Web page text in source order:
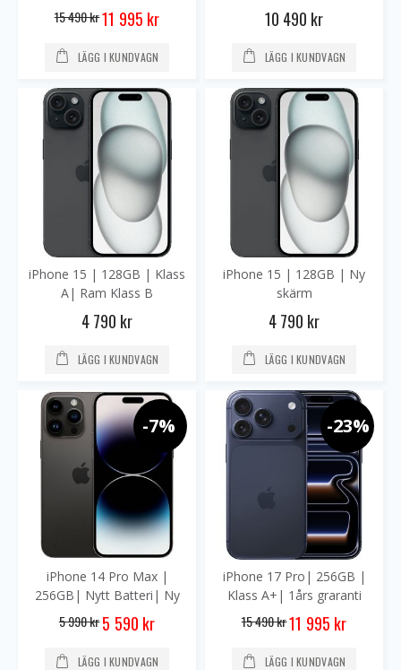
15 490 krSpecial
Price
11 995 kr
LÄGG I KUNDVAGN
10 490 kr
LÄGG I KUNDVAGN
iPhone 15 | 128GB | Klass
A| Ram Klass B
4 790 kr
LÄGG I KUNDVAGN
iPhone 15 | 128GB | Ny
skärm
4 790 kr
LÄGG I KUNDVAGN
-7%
iPhone 14 Pro Max |
256GB| Nytt Batteri| Ny
skärm
5 990 kr Special
Price
5 590 kr
LÄGG I KUNDVAGN
-23%
iPhone 17 Pro| 256GB |
Klass A+| 1års graranti
15 490 krSpecial
Price
11 995 kr
LÄGG I KUNDVAGN